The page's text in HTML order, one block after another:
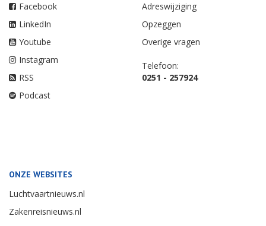
Facebook
LinkedIn
Youtube
Instagram
RSS
Podcast
Adreswijziging
Opzeggen
Overige vragen
Telefoon:
0251 - 257924
ONZE WEBSITES
Luchtvaartnieuws.nl
Zakenreisnieuws.nl